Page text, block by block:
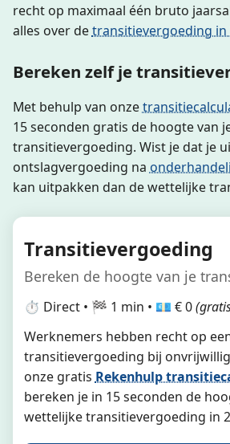
recht op maximaal één bruto
alles over detransitievergoeding in
Bereken zelf je
Met behulp van onze
15 seconden gratis de hoogte van
transitievergoeding. Wist je dat je
ontslagvergoeding na
kan uitpakken dan de wettelijke
Transitievergoeding
Bereken de hoogte van je
⏱️ Direct • 🏁 1 min • 💶 € 0
Werknemers hebben recht op
transitievergoeding bij
onze gratis Rekenhulp
bereken je in 15 seconden de
wettelijke transitievergoeding in